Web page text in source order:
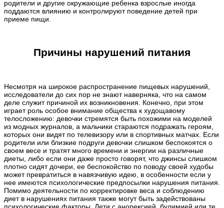
родители и другие окружающие ребенка взрослые иногда
поддаются влиянию и контролируют поведение детей при
приеме пищи.
Причины нарушений питания
Несмотря на широкое распространение пищевых нарушений,
исследователи до сих пор не знают наверняка, что на самом
деле служит причиной их возникновения. Конечно, при этом
играет роль особое внимание общества к худощавому
телосложению: девочки стремятся быть похожими на моделей
из модных журналов, а мальчики стараются подражать героям,
которых они видят по телевизору или в спортивных матчах. Если
родители или близкие подруги девочки слишком беспокоятся о
своем весе и тратят много времени и энергии на различные
диеты, либо если они даже просто говорят, что джинсы слишком
плотно сидят дочери, ее беспокойство по поводу своей худобы
может превратиться в навязчивую идею, в особенности если у
нее имеются психологические предпосылки нарушения питания.
Помимо деятельности по корректировке веса и соблюдению
диет в нарушениях питания также могут быть задействованы